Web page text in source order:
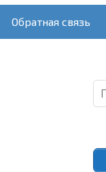
Обратная связь